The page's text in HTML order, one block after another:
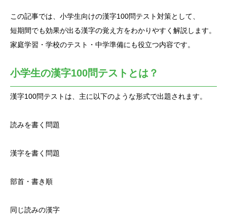
この記事では、小学生向けの漢字100問テスト対策として、
短期間でも効果が出る漢字の覚え方をわかりやすく解説します。
家庭学習・学校のテスト・中学準備にも役立つ内容です。
小学生の漢字100問テストとは？
漢字100問テストは、主に以下のような形式で出題されます。
読みを書く問題
漢字を書く問題
部首・書き順
同じ読みの漢字